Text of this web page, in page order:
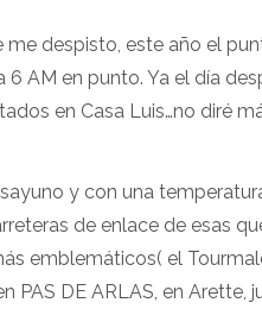
me despisto, este año el
6 AM en punto. Ya el día
en Casa Luis…no diré
y con una
de enlace de esas
emblemáticos( el
PAS DE ARLAS, en Arette,